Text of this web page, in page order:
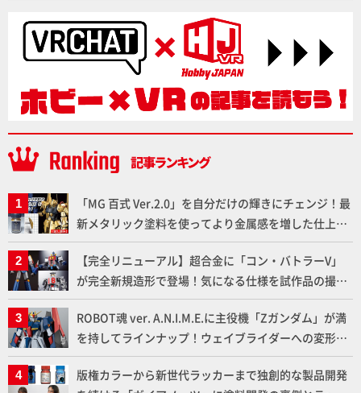
「MG 百式 Ver.2.0」を自分だけの輝きにチェンジ！最
新メタリック塗料を使ってより金属感を増した仕上が
りに!!【試し読み】
【完全リニューアル】超合金に「コン・バトラーV」
が完全新規造形で登場！気になる仕様を試作品の撮り
下ろしでご紹介!!さらに「大鉄人17」＆「ワンエイ
ト」セット情報もお届け！【超合金の魂】
ROBOT魂 ver. A.N.I.M.E.に主役機「Zガンダム」が満
を持してラインナップ！ウェイブライダーへの変形、
劇中どおりのプロポーションを再現【機動戦士Zガン
ダム】
版権カラーから新世代ラッカーまで独創的な製品開発